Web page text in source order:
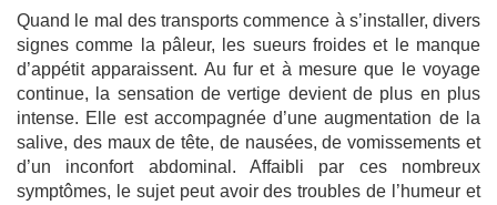
Quand le mal des transports commence à s’installer, divers
signes comme la pâleur, les sueurs froides et le manque
d’appétit apparaissent. Au fur et à mesure que le voyage
continue, la sensation de vertige devient de plus en plus
intense. Elle est accompagnée d’une augmentation de la
salive, des maux de tête, de nausées, de vomissements et
d’un inconfort abdominal. Affaibli par ces nombreux
symptômes, le sujet peut avoir des troubles de l’humeur et